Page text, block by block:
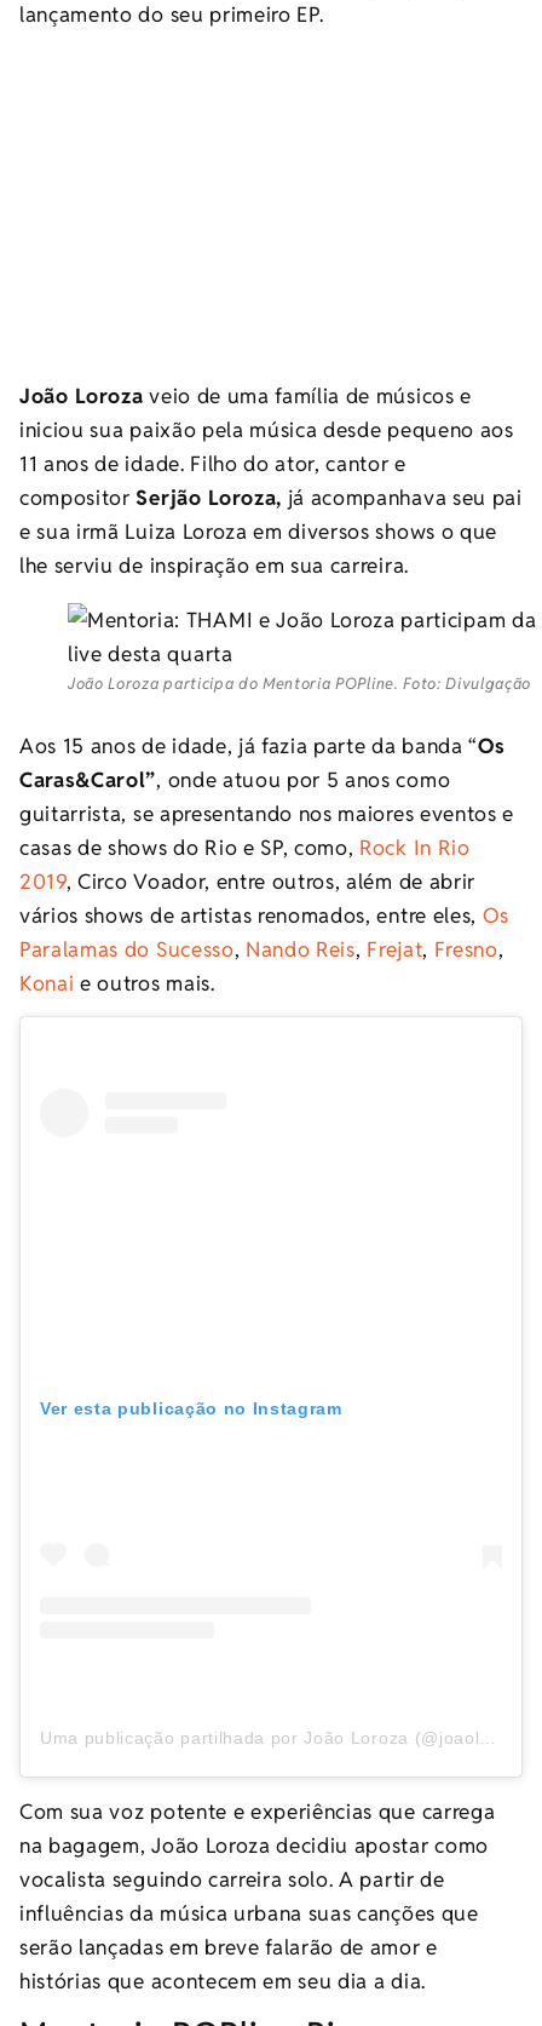
lançamento do seu primeiro EP.
João Loroza veio de uma família de músicos e
iniciou sua paixão pela música desde pequeno aos
11 anos de idade. Filho do ator, cantor e
compositorSerjão Loroza, já acompanhava seu pai
e sua irmã Luiza Loroza em diversos shows o que
lhe serviu de inspiração em sua carreira.
João Loroza participa do Mentoria POPline. Foto: Divulgação
Aos 15 anos de idade, já fazia parte da banda “Os
Caras&Carol”, onde atuou por 5 anos como
guitarrista, se apresentando nos maiores eventos e
casas de shows do Rio e SP, como, Rock In Rio
2019, Circo Voador, entre outros, além de abrir
vários shows de artistas renomados, entre eles, Os
Paralamas do Sucesso, Nando Reis, Frejat, Fresno,
Konai e outros mais.
Ver esta publicação no Instagram
Com sua voz potente e experiências que carrega
na bagagem, João Loroza decidiu apostar como
vocalista seguindo carreira solo. A partir de
influências da música urbana suas canções que
serão lançadas em breve falarão de amor e
histórias que acontecem em seu dia a dia.